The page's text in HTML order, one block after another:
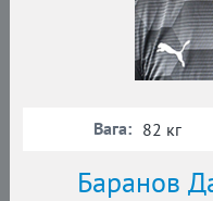
Баранов
Вага: 82 кг